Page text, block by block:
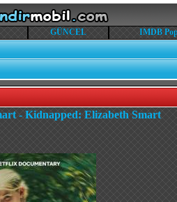
GÜNCEL IMDB
- Kidnapped: Elizabeth Smart